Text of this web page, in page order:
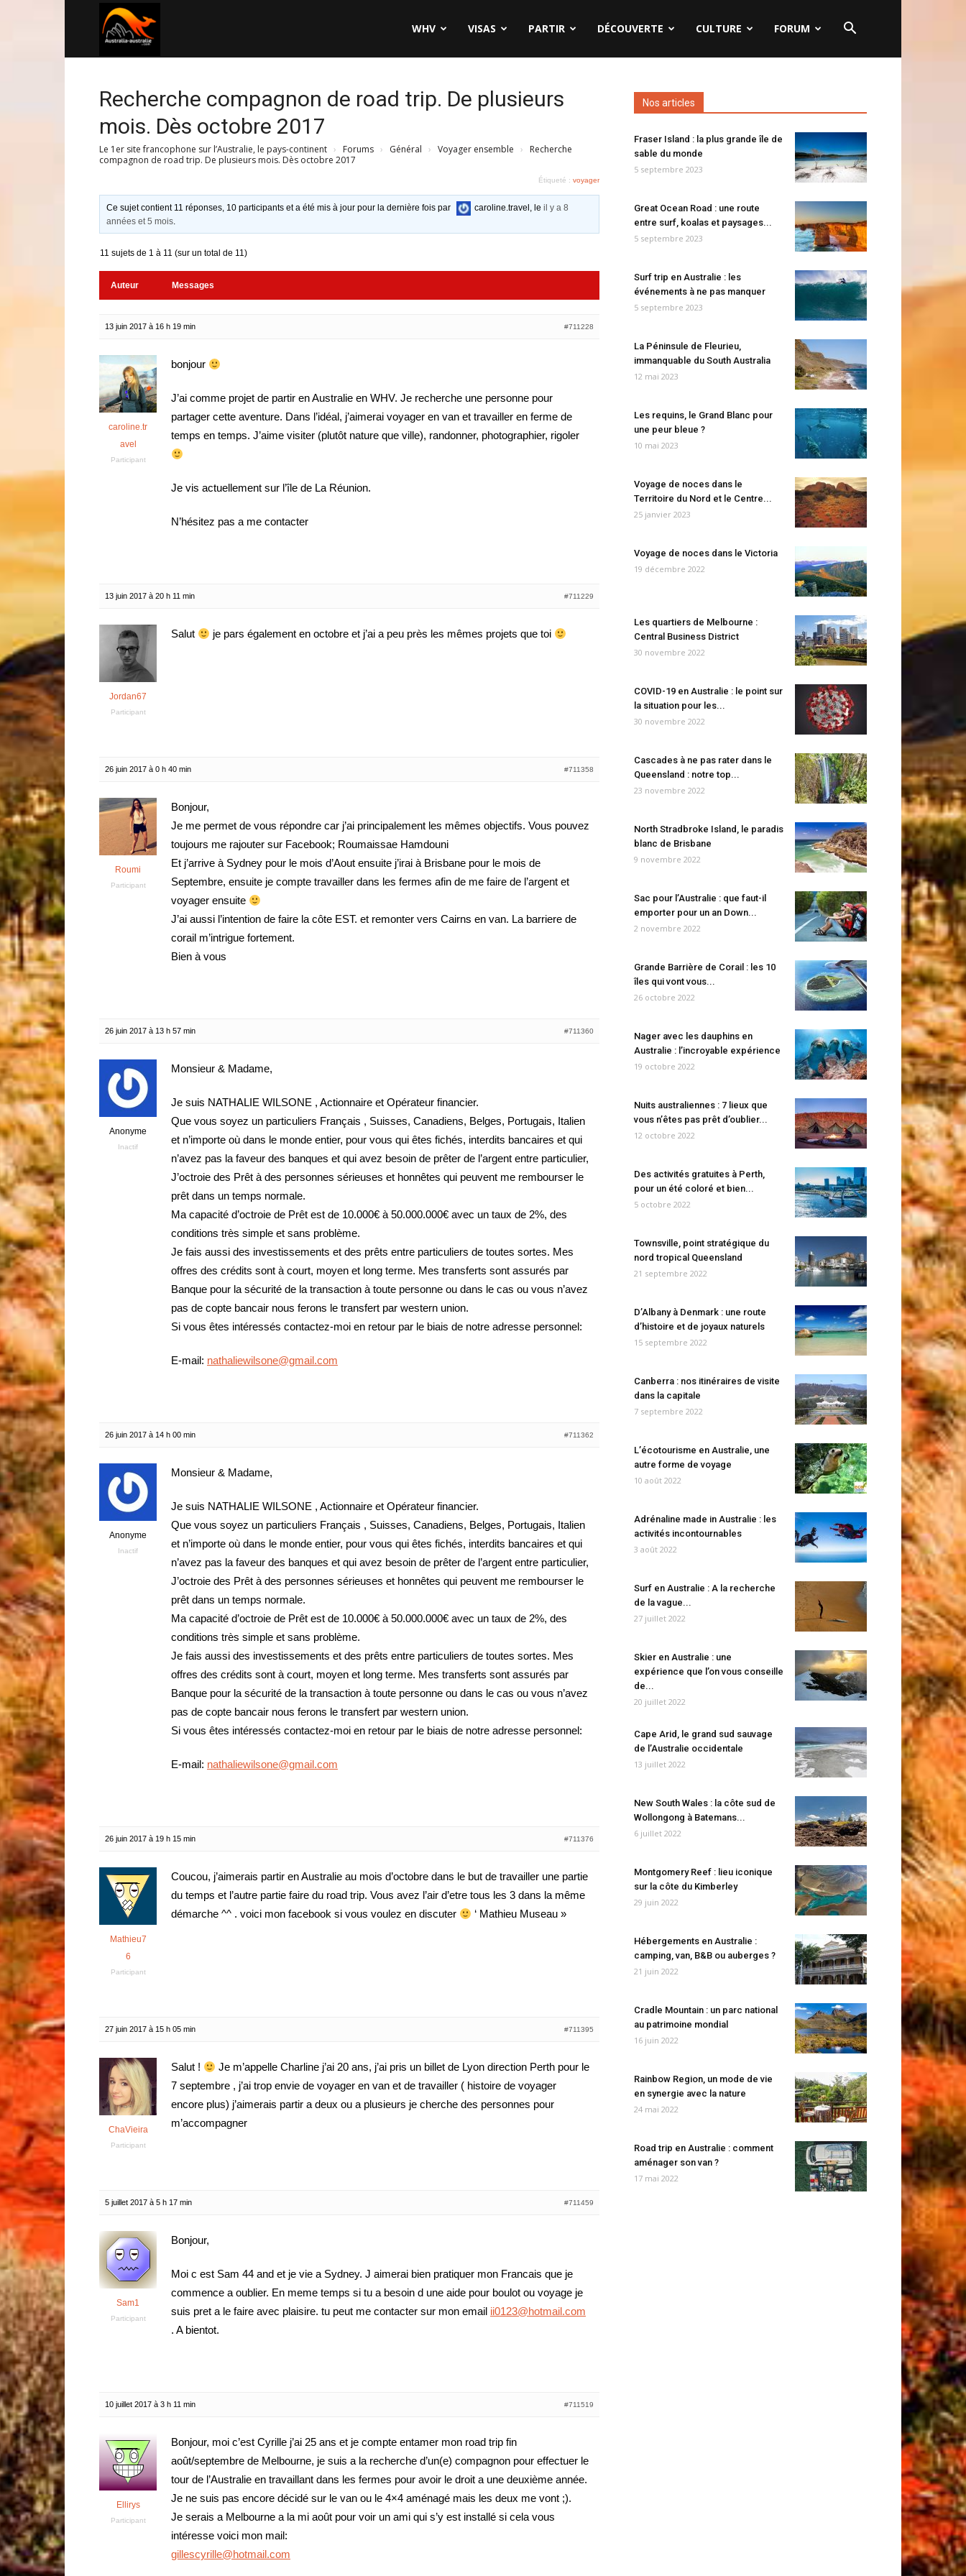
WHV VISAS PARTIR DÉCOUVERTE CULTURE FORUM
Recherche compagnon de road trip. De plusieurs
mois. Dès octobre 2017
Le 1er site francophone sur l’Australie, le pays-continent › Forums › Général › Voyager ensemble ›
Recherche
compagnon de road trip. De plusieurs mois. Dès octobre 2017
Étiqueté : voyager
Ce sujet contient 11 réponses, 10 participants et a été mis à jour pour la dernière fois par caroline.travel , leil y a 8
années et 5 mois.
11 sujets de 1 à 11 (sur un total de 11)
Auteur Messages
13 juin 2017 à 16 h 19 min #711228
caroline.tr
avel
Participant
bonjour
J’ai comme projet de partir en Australie en WHV. Je recherche une personne pour
partager cette aventure. Dans l’idéal, j’aimerai voyager en van et travailler en ferme de
temps en temps. J’aime visiter (plutôt nature que ville), randonner, photographier, rigoler
Je vis actuellement sur l’île de La Réunion.
N’hésitez pas a me contacter
13 juin 2017 à 20 h 11 min #711229
Jordan67
Participant
Salut je pars également en octobre et j’ai a peu près les mêmes projets que toi
26 juin 2017 à 0 h 40 min #711358
Roumi
Participant
Bonjour,
Je me permet de vous répondre car j’ai principalement les mêmes objectifs. Vous pouvez
toujours me rajouter sur Facebook; Roumaissae Hamdouni
Et j’arrive à Sydney pour le mois d’Aout ensuite j’irai à Brisbane pour le mois de
Septembre, ensuite je compte travailler dans les fermes afin de me faire de l’argent et
voyager ensuite
J’ai aussi l’intention de faire la côte EST. et remonter vers Cairns en van. La barriere de
corail m’intrigue fortement.
Bien à vous
26 juin 2017 à 13 h 57 min #711360
Anonyme
Inactif
Monsieur & Madame,
Je suis NATHALIE WILSONE , Actionnaire et Opérateur financier.
Que vous soyez un particuliers Français , Suisses, Canadiens, Belges, Portugais, Italien
et n’importe où dans le monde entier, pour vous qui êtes fichés, interdits bancaires et qui
n’avez pas la faveur des banques et qui avez besoin de prêter de l’argent entre particulier,
J’octroie des Prêt à des personnes sérieuses et honnêtes qui peuvent me rembourser le
prêt dans un temps normale.
Ma capacité d’octroie de Prêt est de 10.000€ à 50.000.000€ avec un taux de 2%, des
conditions très simple et sans problème.
Je fais aussi des investissements et des prêts entre particuliers de toutes sortes. Mes
offres des crédits sont à court, moyen et long terme. Mes transferts sont assurés par
Banque pour la sécurité de la transaction à toute personne ou dans le cas ou vous n’avez
pas de copte bancair nous ferons le transfert par western union.
Si vous êtes intéressés contactez-moi en retour par le biais de notre adresse personnel:
E-mail: nathaliewilsone@gmail.com
26 juin 2017 à 14 h 00 min #711362
Anonyme
Inactif
Monsieur & Madame,
Je suis NATHALIE WILSONE , Actionnaire et Opérateur financier.
Que vous soyez un particuliers Français , Suisses, Canadiens, Belges, Portugais, Italien
et n’importe où dans le monde entier, pour vous qui êtes fichés, interdits bancaires et qui
n’avez pas la faveur des banques et qui avez besoin de prêter de l’argent entre particulier,
J’octroie des Prêt à des personnes sérieuses et honnêtes qui peuvent me rembourser le
prêt dans un temps normale.
Ma capacité d’octroie de Prêt est de 10.000€ à 50.000.000€ avec un taux de 2%, des
conditions très simple et sans problème.
Je fais aussi des investissements et des prêts entre particuliers de toutes sortes. Mes
offres des crédits sont à court, moyen et long terme. Mes transferts sont assurés par
Banque pour la sécurité de la transaction à toute personne ou dans le cas ou vous n’avez
pas de copte bancair nous ferons le transfert par western union.
Si vous êtes intéressés contactez-moi en retour par le biais de notre adresse personnel:
E-mail: nathaliewilsone@gmail.com
26 juin 2017 à 19 h 15 min #711376
Mathieu7
6
Participant
Coucou, j’aimerais partir en Australie au mois d’octobre dans le but de travailler une partie
du temps et l’autre partie faire du road trip. Vous avez l’air d’etre tous les 3 dans la même
démarche ^^ . voici mon facebook si vous voulez en discuter
‘ Mathieu Museau »
27 juin 2017 à 15 h 05 min #711395
ChaVieira
Participant
Salut !
Je m’appelle Charline j’ai 20 ans, j’ai pris un billet de Lyon direction Perth pour le
7 septembre , j’ai trop envie de voyager en van et de travailler ( histoire de voyager
encore plus) j’aimerais partir a deux ou a plusieurs je cherche des personnes pour
m’accompagner
5 juillet 2017 à 5 h 17 min #711459
Sam1
Participant
Bonjour,
Moi c est Sam 44 and et je vie a Sydney. J aimerai bien pratiquer mon Francais que je
commence a oublier. En meme temps si tu a besoin d une aide pour boulot ou voyage je
suis pret a le faire avec plaisire. tu peut me contacter sur mon email ii0123@hotmail.com
. A bientot.
10 juillet 2017 à 3 h 11 min #711519
Ellirys
Participant
Bonjour, moi c’est Cyrille j’ai 25 ans et je compte entamer mon road trip fin
août/septembre de Melbourne, je suis a la recherche d’un(e) compagnon pour effectuer le
tour de l’Australie en travaillant dans les fermes pour avoir le droit a une deuxième année.
Je ne suis pas encore décidé sur le van ou le 4×4 aménagé mais les deux me vont ;).
Je serais a Melbourne a la mi août pour voir un ami qui s’y est installé si cela vous
intéresse voici mon mail:
gillescyrille@hotmail.com
Nos articles
Fraser Island : la plus grande île de
sable du monde
5 septembre 2023
Great Ocean Road : une route
entre surf, koalas et paysages...
5 septembre 2023
Surf trip en Australie : les
événements à ne pas manquer
5 septembre 2023
La Péninsule de Fleurieu,
immanquable du South Australia
12 mai 2023
Les requins, le Grand Blanc pour
une peur bleue ?
10 mai 2023
Voyage de noces dans le
Territoire du Nord et le Centre...
25 janvier 2023
Voyage de noces dans le Victoria
19 décembre 2022
Les quartiers de Melbourne :
Central Business District
30 novembre 2022
COVID-19 en Australie : le point sur
la situation pour les...
30 novembre 2022
Cascades à ne pas rater dans le
Queensland : notre top...
23 novembre 2022
North Stradbroke Island, le paradis
blanc de Brisbane
9 novembre 2022
Sac pour l’Australie : que faut-il
emporter pour un an Down...
2 novembre 2022
Grande Barrière de Corail : les 10
îles qui vont vous...
26 octobre 2022
Nager avec les dauphins en
Australie : l’incroyable expérience
19 octobre 2022
Nuits australiennes : 7 lieux que
vous n’êtes pas prêt d’oublier...
12 octobre 2022
Des activités gratuites à Perth,
pour un été coloré et bien...
5 octobre 2022
Townsville, point stratégique du
nord tropical Queensland
21 septembre 2022
D’Albany à Denmark : une route
d’histoire et de joyaux naturels
15 septembre 2022
Canberra : nos itinéraires de visite
dans la capitale
7 septembre 2022
L’écotourisme en Australie, une
autre forme de voyage
10 août 2022
Adrénaline made in Australie : les
activités incontournables
3 août 2022
Surf en Australie : A la recherche
de la vague...
27 juillet 2022
Skier en Australie : une
expérience que l’on vous conseille
de...
20 juillet 2022
Cape Arid, le grand sud sauvage
de l’Australie occidentale
13 juillet 2022
New South Wales : la côte sud de
Wollongong à Batemans...
6 juillet 2022
Montgomery Reef : lieu iconique
sur la côte du Kimberley
29 juin 2022
Hébergements en Australie :
camping, van, B&B ou auberges ?
21 juin 2022
Cradle Mountain : un parc national
au patrimoine mondial
16 juin 2022
Rainbow Region, un mode de vie
en synergie avec la nature
24 mai 2022
Road trip en Australie : comment
aménager son van ?
17 mai 2022